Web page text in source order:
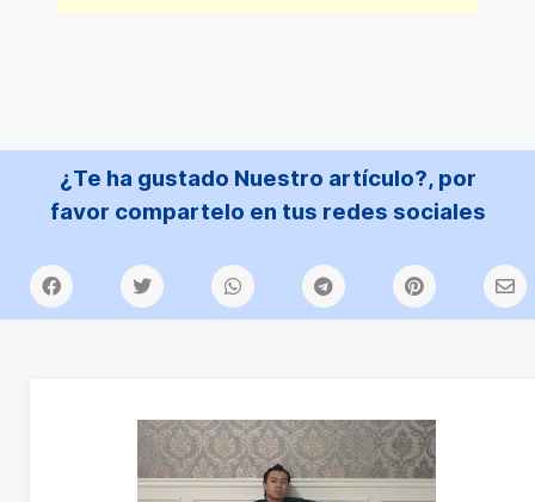
¿Te ha gustado Nuestro artículo?, por
favor compartelo en tus redes sociales